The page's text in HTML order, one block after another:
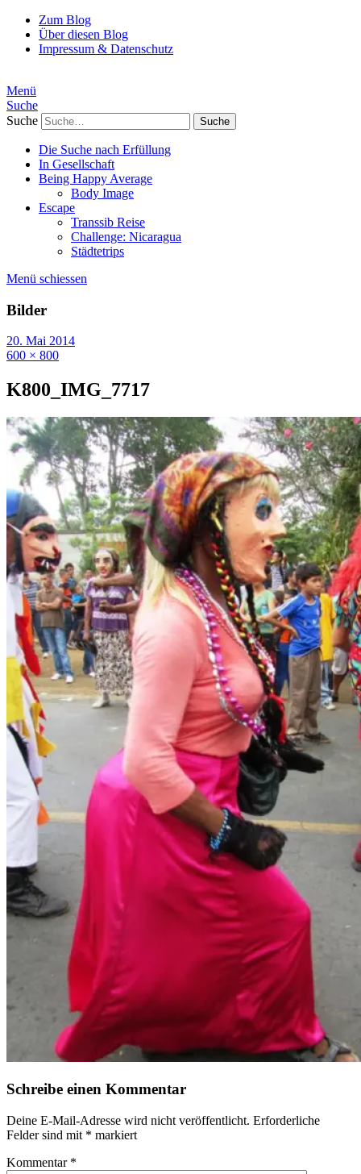
Zum Blog
Über diesen Blog
Impressum & Datenschutz
Menü
Suche
Suche
Die Suche nach Erfüllung
In Gesellschaft
Being Happy Average
Body Image
Escape
Transsib Reise
Challenge: Nicaragua
Städtetrips
Menü schiessen
Bilder
20. Mai 2014
600 × 800
K800_IMG_7717
Schreibe einen Kommentar
Deine E-Mail-Adresse wird nicht veröffentlicht. Erforderliche
Felder sind mit * markiert
Kommentar *